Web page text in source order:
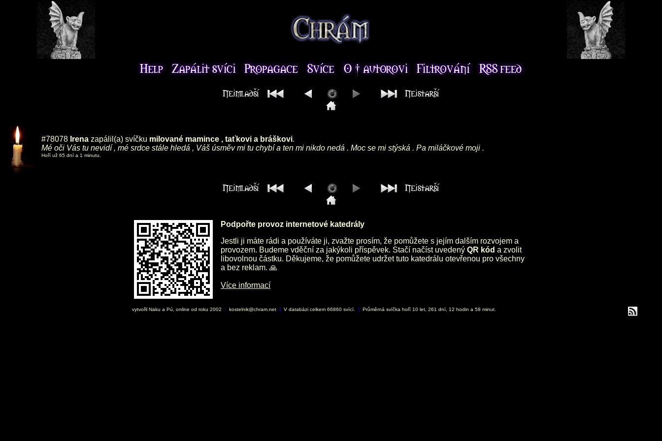
#78078 Irena zapálil(a) svíčku milované mamince , taťkovi a bráškovi.
Mé oči Vás tu nevidí , mé srdce stále hledá , Váš úsměv mi tu chybí a ten mi nikdo nedá . Moc se mi stýská . Pa miláčkové moji .
Hoří už 65 dní a 1 minutu.
Podpořte provoz internetové katedrály
Jestli ji máte rádi a používáte ji, zvažte prosím, že pomůžete s jejím dalším rozvojem a
provozem. Budeme vděční za jakýkoli příspěvek. Stačí načíst uvedený QR kód a zvolit
libovolnou částku. Děkujeme, že pomůžete udržet tuto katedrálu otevřenou pro všechny
a bez reklam. 🙏
Více informací
vytvořil Naku a Pú, online od roku 2002 | kostelnik@chram.net | V databázi celkem 66860 svící. | Průměrná svíčka hoří 10 let, 261 dní, 12 hodin a 58 minut.